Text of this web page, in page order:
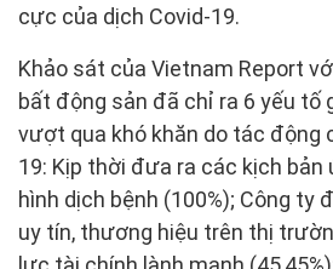
cực của dịch Covid-19.
Khảo sát của Vietnam Report
bất động sản đã chỉ ra 6 yếu tố
vượt qua khó khăn do tác động
19: Kịp thời đưa ra các kịch bản
hình dịch bệnh (100%); Công ty
uy tín, thương hiệu trên thị